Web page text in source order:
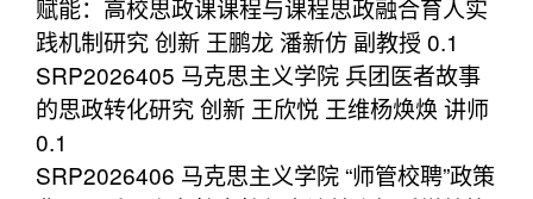
赋能：高校思政课课程与课程思政融合育人实
践机制研究 创新 王鹏龙 潘新仿 副教授 0.1
SRP2026405 马克思主义学院 兵团医者故事
的思政转化研究 创新 王欣悦 王维杨焕焕 讲师
0.1
SRP2026406 马克思主义学院 “师管校聘”政策